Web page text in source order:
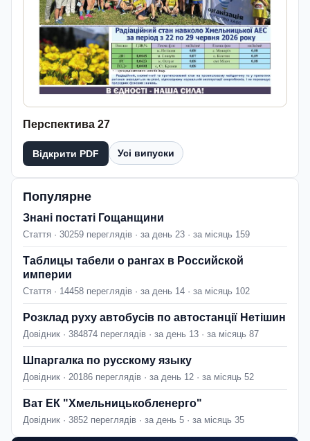
Перспектива 27
Відкрити PDF Усі випуски
Популярне
Знані постаті Гощанщини
Стаття · 30259 переглядів · за день 23 · за місяць 159
Таблицы табели о рангах в Российской
империи
Стаття · 14458 переглядів · за день 14 · за місяць 102
Розклад руху автобусів по автостанції Нетішин
Довідник · 384874 переглядів · за день 13 · за місяць 87
Шпаргалка по русскому языку
Довідник · 20186 переглядів · за день 12 · за місяць 52
Ват ЕК "Хмельницькобленерго"
Довідник · 3852 переглядів · за день 5 · за місяць 35